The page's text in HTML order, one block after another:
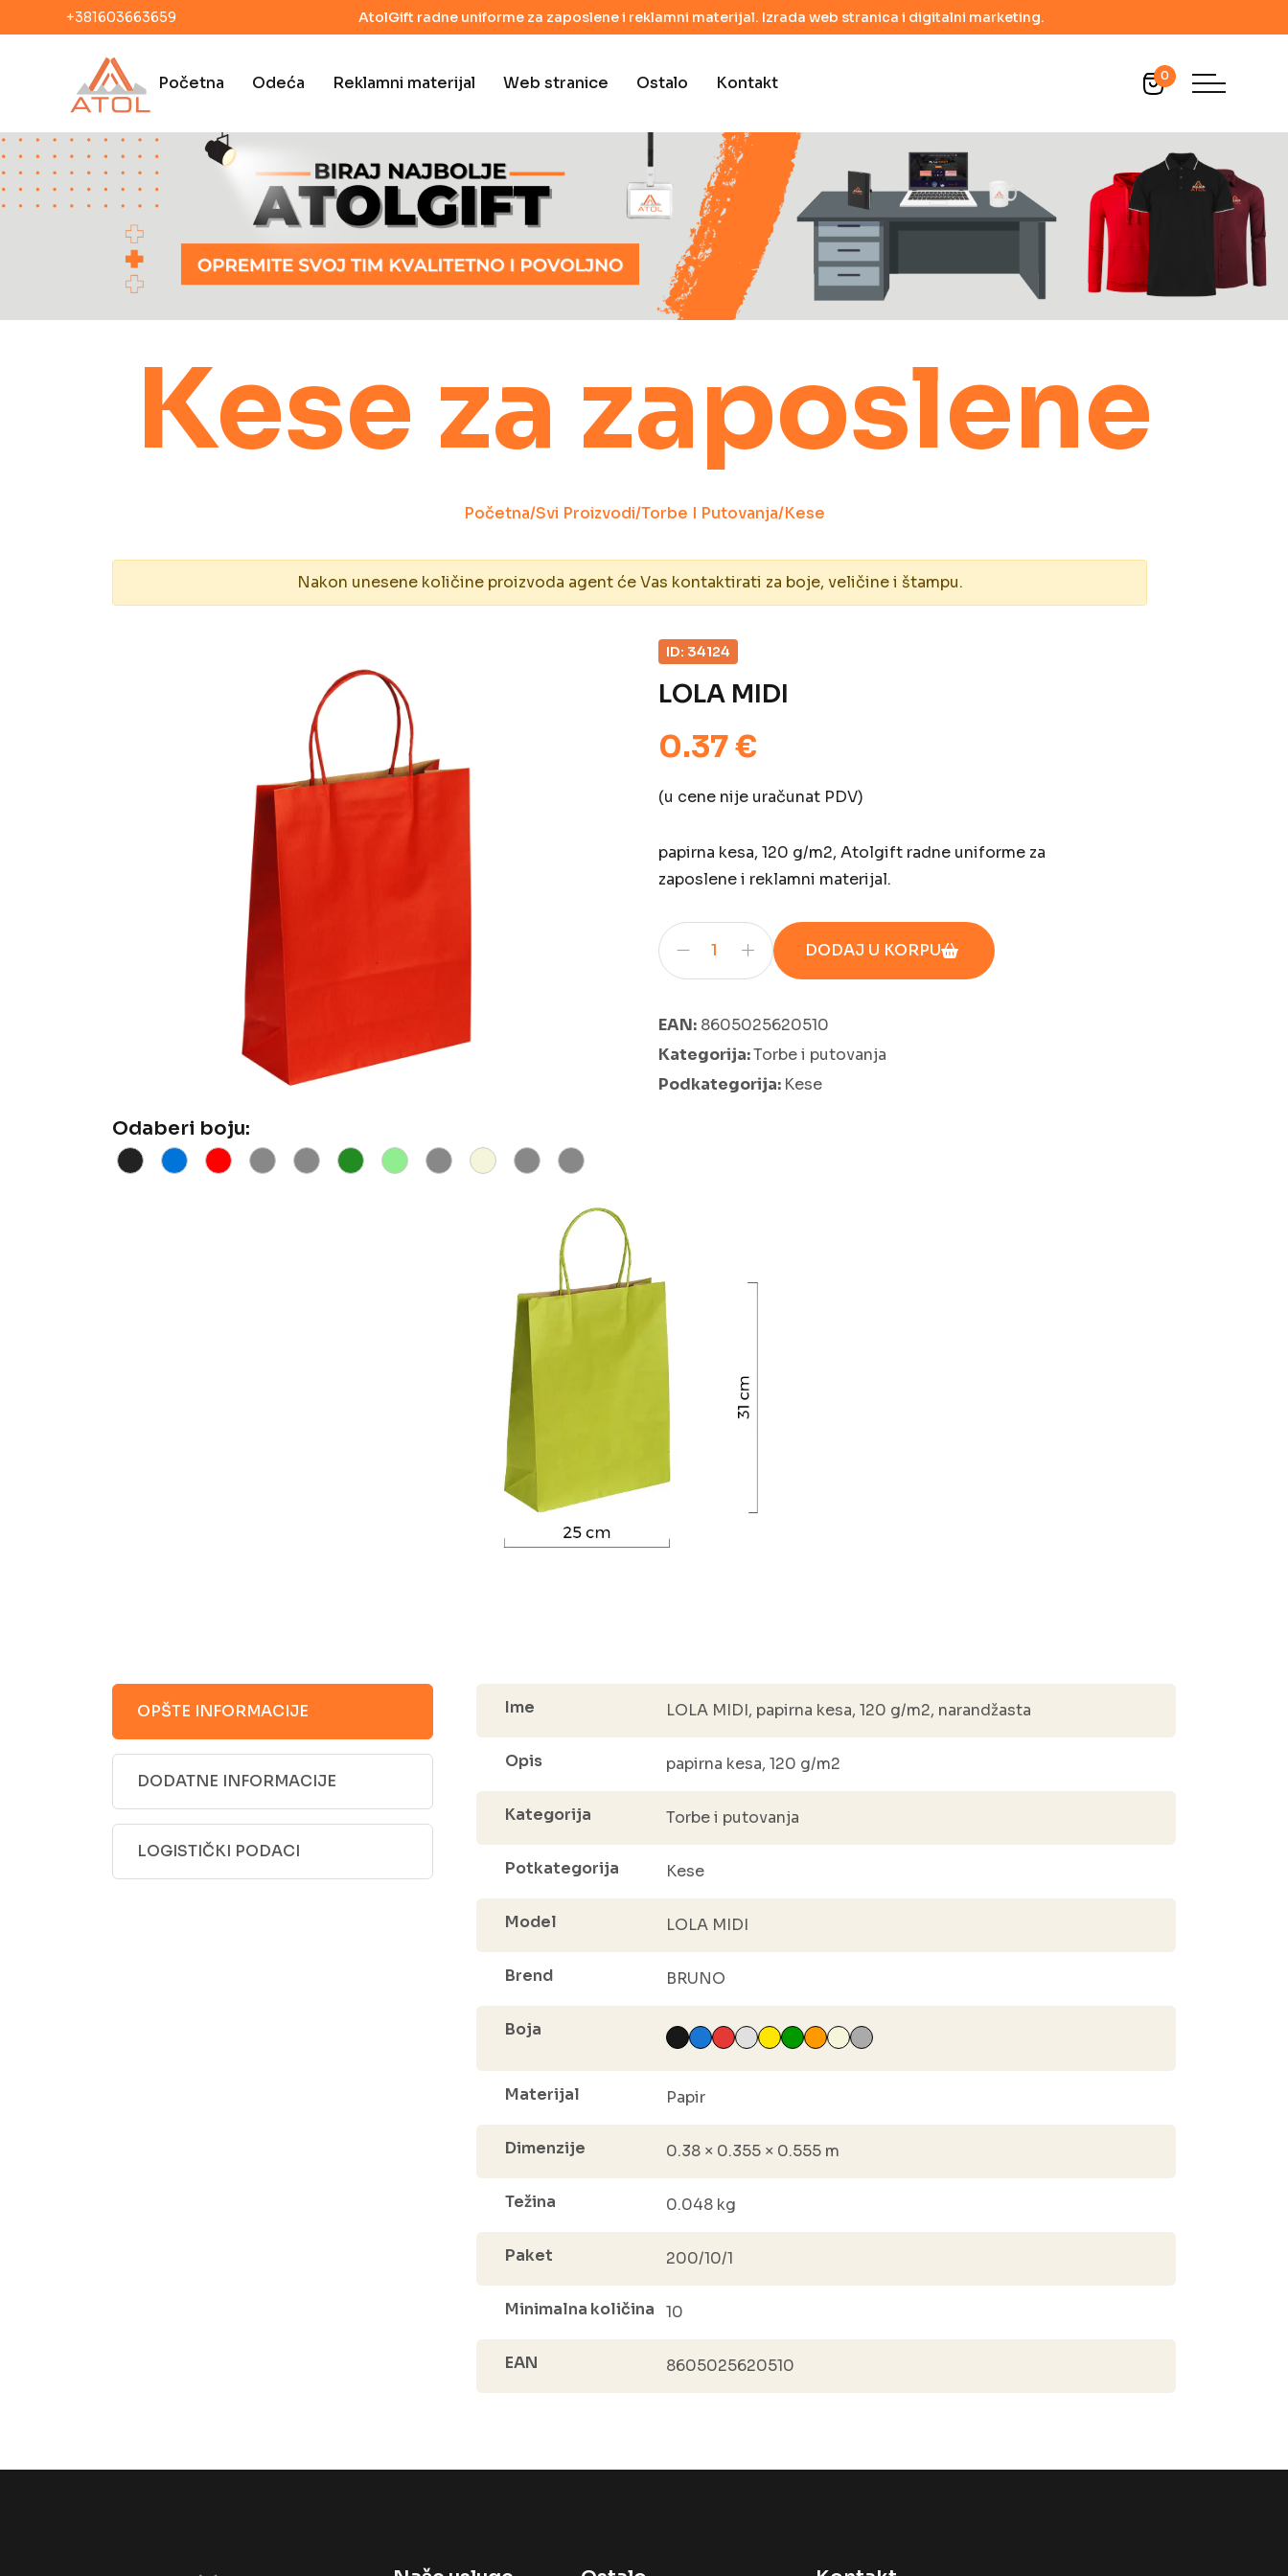
+381603663659 AtolGift radne uniforme za zaposlene i reklamni materijal. Izrada web stranica i digitalni marketing.
Početna Odeća Reklamni materijal Web stranice Ostalo Kontakt 0
Kese za zaposlene
Početna/Svi Proizvodi/Torbe I Putovanja/Kese
Nakon unesene količine proizvoda agent će Vas kontaktirati za boje, veličine i štampu.
ID: 34124
LOLA MIDI
0.37 €
(u cene nije uračunat PDV)
papirna kesa, 120 g/m2, Atolgift radne uniforme za
zaposlene i reklamni materijal.
DODAJ U KORPU
EAN: 8605025620510
Kategorija:Torbe i putovanja
Podkategorija: Kese
Odaberi boju:
OPŠTE INFORMACIJE
DODATNE INFORMACIJE
LOGISTIČKI PODACI
Ime LOLA MIDI, papirna kesa, 120 g/m2, narandžasta
Opis papirna kesa, 120 g/m2
Kategorija Torbe i putovanja
Potkategorija Kese
Model LOLA MIDI
Brend BRUNO
Boja
Materijal Papir
Dimenzije 0.38 × 0.355 × 0.555 m
Težina 0.048 kg
Paket 200/10/1
Minimalna količina 10
EAN 8605025620510